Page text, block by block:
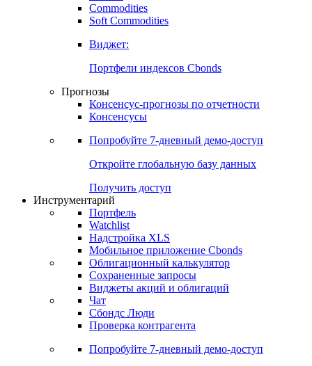
Commodities
Soft Commodities
Виджет:
Портфели индексов Cbonds
Прогнозы
Консенсус-прогнозы по отчетности
Консенсусы
Попробуйте 7-дневный демо-доступ
Откройте глобальную базу данных
Получить доступ
Инструментарий
Портфель
Watchlist
Надстройка XLS
Мобильное приложение Cbonds
Облигационный калькулятор
Сохраненные запросы
Виджеты акций и облигаций
Чат
Сбондс Люди
Проверка контрагента
Попробуйте 7-дневный демо-доступ